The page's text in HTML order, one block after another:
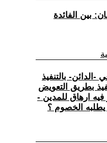
بين الفائدة
الدائن- بالتنفيذ
بطريق التعويض
ارهاق للمدين -
يطلبه الخصوم ؟